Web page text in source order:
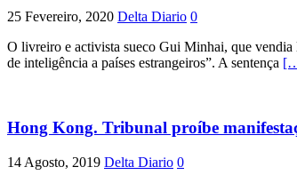
25 Fevereiro, 2020 Delta Diario 0
O livreiro e activista sueco Gui Minhai, que
de inteligência a países estrangeiros”. A sentença
Hong Kong. Tribunal proíbe
14 Agosto, 2019 Delta Diario 0